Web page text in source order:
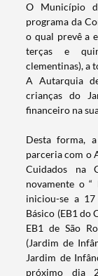
​​​​O Município
programa da
o qual prevê a
terças e
clementinas), a
A Autarquia
crianças do
financeiro na
Desta forma,
parceria com o
Cuidados na
novamente o
iniciou-se a
Básico (EB1 do
EB1 de São
(Jardim de
Jardim de
próximo dia